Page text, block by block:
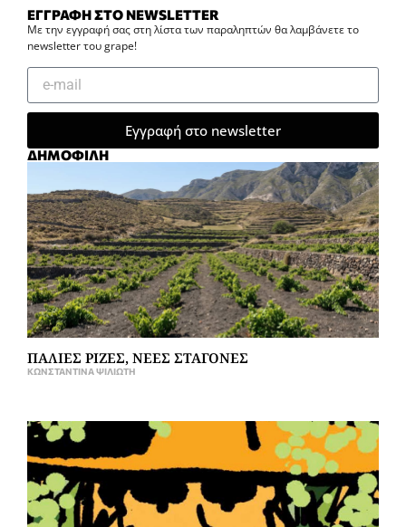
ΕΓΓΡΑΦΗ ΣΤΟ NEWSLETTER
Με την εγγραφή σας στη λίστα των παραληπτών θα λαμβάνετε το
newsletter του grape!
Εγγραφή στο newsletter
ΔΗΜΟΦΙΛΗ
ΠΑΛΙΕΣ ΡΙΖΕΣ, ΝΕΕΣ ΣΤΑΓΟΝΕΣ
ΚΩΝΣΤΑΝΤΊΝΑ ΨΙΛΙΏΤΗ